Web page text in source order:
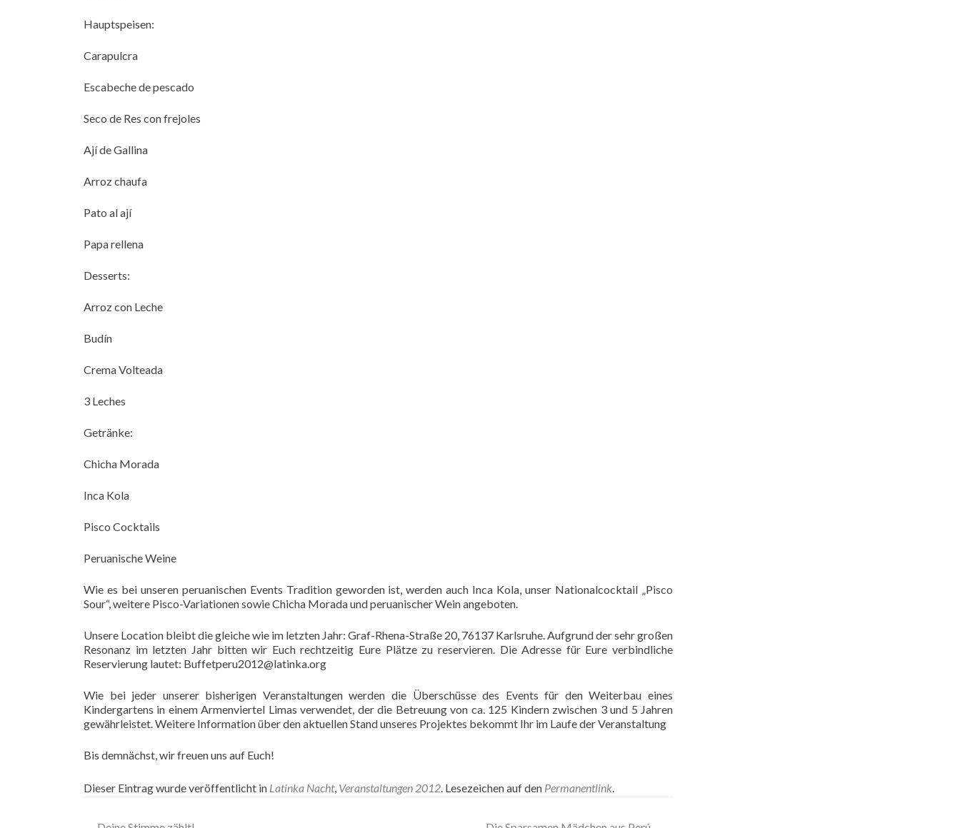
Hauptspeisen:
Carapulcra
Escabeche de pescado
Seco de Res con frejoles
Ají de Gallina
Arroz chaufa
Pato al ají
Papa rellena
Desserts:
Arroz con Leche
Budín
Crema Volteada
3 Leches
Getränke:
Chicha Morada
Inca Kola
Pisco Cocktails
Peruanische Weine
Wie es bei unseren peruanischen Events Tradition geworden ist, werden auch Inca Kola, unser Nationalcocktail „Pisco
Sour“, weitere Pisco-Variationen sowie Chicha Morada und peruanischer Wein angeboten.
Unsere Location bleibt die gleiche wie im letzten Jahr: Graf-Rhena-Straße 20, 76137 Karlsruhe. Aufgrund der sehr großen
Resonanz im letzten Jahr bitten wir Euch rechtzeitig Eure Plätze zu reservieren. Die Adresse für Eure verbindliche
Reservierung lautet: Buffetperu2012@latinka.org
Wie bei jeder unserer bisherigen Veranstaltungen werden die Überschüsse des Events für den Weiterbau eines
Kindergartens in einem Armenviertel Limas verwendet, der die Betreuung von ca. 125 Kindern zwischen 3 und 5 Jahren
gewährleistet. Weitere Information über den aktuellen Stand unseres Projektes bekommt Ihr im Laufe der Veranstaltung
Bis demnächst, wir freuen uns auf Euch!
Dieser Eintrag wurde veröffentlicht in Latinka Nacht, Veranstaltungen 2012. Lesezeichen auf den Permanentlink.